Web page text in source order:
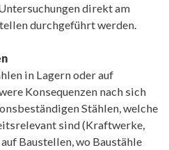
direkt am
durchgeführt werden.
in Lagern oder auf
Konsequenzen nach sich
Stählen, welche
sind (Kraftwerke,
Baustellen, wo Baustähle